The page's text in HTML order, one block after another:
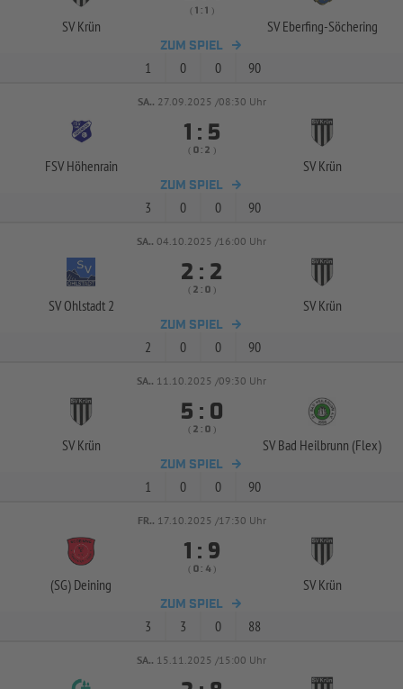
SV Krün
(  :  )
SV Eberfing-Söchering
ZUM SPIEL
1 0 0 90
SA.. 27.09.2025 /08:30 Uhr
FSV Höhenrain
 : 
( :  )
SV Krün
ZUM SPIEL
3 0 0 90
SA.. 04.10.2025 /16:00 Uhr
SV Ohlstadt 2
 : 
(  :  )
SV Krün
ZUM SPIEL
2 0 0 90
SA.. 11.10.2025 /09:30 Uhr
SV Krün
 : 
(  :  )
SV Bad Heilbrunn (Flex)
ZUM SPIEL
1 0 0 90
FR.. 17.10.2025 /17:30 Uhr
(SG) Deining
 : 
( :  )
SV Krün
ZUM SPIEL
3 3 0 88
SA.. 15.11.2025 /15:00 Uhr